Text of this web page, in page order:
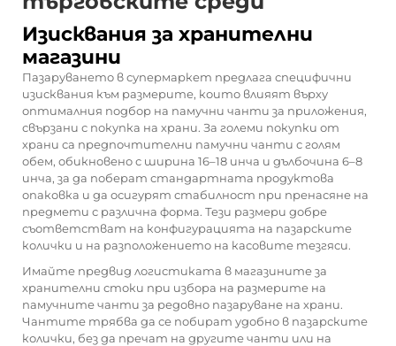
Изисквания за хранителни
магазини
Пазаруването в супермаркет предлага специфични
изисквания към размерите, които влияят върху
оптималния подбор на памучни чанти за приложения,
свързани с покупка на храни. За големи покупки от
храни са предпочтителни памучни чанти с голям
обем, обикновено с ширина 16–18 инча и дълбочина 6–8
инча, за да поберат стандартната продуктова
опаковка и да осигурят стабилност при пренасяне на
предмети с различна форма. Тези размери добре
съответстват на конфигурацията на пазарските
колички и на разположението на касовите тезгяси.
Имайте предвид логистиката в магазините за
хранителни стоки при избора на размерите на
памучните чанти за редовно пазаруване на храни.
Чантите трябва да се побират удобно в пазарските
колички, без да пречат на другите чанти или на